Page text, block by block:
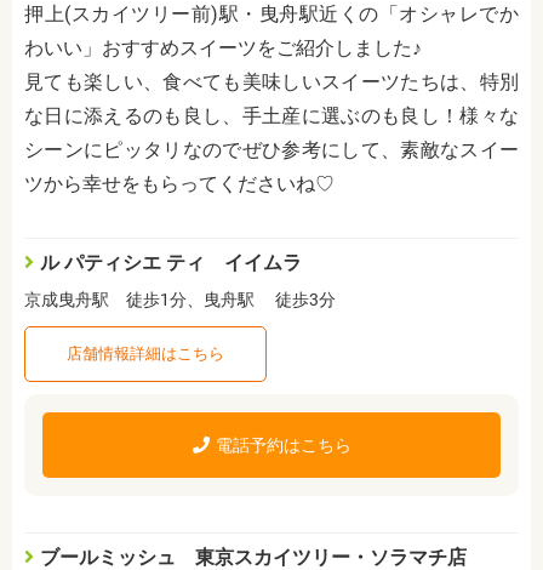
押上(スカイツリー前)駅・曳舟駅近くの「オシャレでか
わいい」おすすめスイーツをご紹介しました♪
見ても楽しい、食べても美味しいスイーツたちは、特別
な日に添えるのも良し、手土産に選ぶのも良し！様々な
シーンにピッタリなのでぜひ参考にして、素敵なスイー
ツから幸せをもらってくださいね♡
ル パティシエ ティ イイムラ
京成曳舟駅 徒歩1分、曳舟駅 徒歩3分
店舗情報詳細はこちら
電話予約はこちら
ブールミッシュ 東京スカイツリー・ソラマチ店